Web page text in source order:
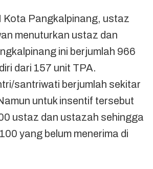
Kota Pangkalpinang, ustaz
menuturkan ustaz dan
ini berjumlah 966
dari 157 unit TPA.
santriwati berjumlah sekitar
untuk insentif tersebut
ustaz dan ustazah sehingga
yang belum menerima di